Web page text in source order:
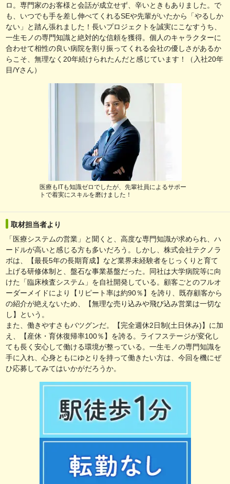
ロ。専門家のお客様と会話が成立せず、辛いときもありました。で
も、いつでも手を差し伸べてくれるSEや先輩がいたから「やるしか
ない」と踏ん張れました！長いプロジェクトを誠実にこなすうち、
一生モノの専門知識と絶対的な信頼を獲得。個人のキャラクターに
合わせて相性の良い病院を割り振ってくれる会社の優しさがあるか
らこそ、無理なく20年続けられたんだと感じています！（入社20年
目/Yさん）
医療もITも知識ゼロでしたが、先輩社員によるサポー
トで着実にスキルを磨けました！
取材担当者より
「医療システムの営業」と聞くと、高度な専門知識が求められ、ハ
ードルが高いと感じる方も多いだろう。しかし、株式会社テクノラ
ボは、【最長5年の長期育成】など業界未経験者をじっくりと育て
上げる研修体制と、盤石な事業基盤だった。同社は大学病院等に向
けた「臨床検査システム」を自社開発している。顧客ごとのフルオ
ーダーメイドにより【リピート率は約90％】を誇り、既存顧客から
の紹介が絶えないため、【無理な売り込みや飛び込み営業は一切な
し】という。
また、働きやすさもバツグンだ。【完全週休2日制(土日休み)】に加
え、【産休・育休復帰率100％】を誇る。ライフステージが変化し
ても長く安心して働ける環境が整っている。一生モノの専門知識を
手に入れ、心身ともにゆとりを持って働きたい方は、今回を機にぜ
ひ応募してみてはいかがだろうか。